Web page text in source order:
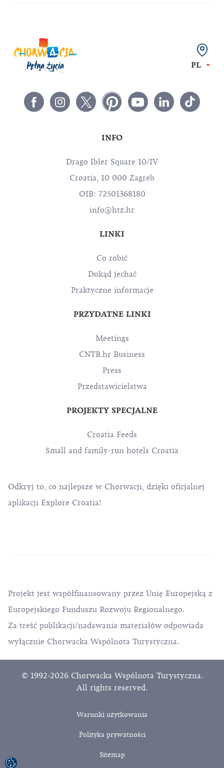
PL
INFO
Drago Ibler Square 10/IV
Croatia, 10 000 Zagreb
OIB: 72501368180
info@htz.hr
LINKI
Co robić
Dokąd jechać
Praktyczne informacje
PRZYDATNE LINKI
Meetings
CNTB.hr Business
Press
Przedstawicielstwa
PROJEKTY SPECJALNE
Croatia Feeds
Small and family-run hotels Croatia
Odkryj to, co najlepsze w Chorwacji, dzięki oficjalnej
aplikacji Explore Croatia!
Projekt jest współfinansowany przez Unię Europejską z
Europejskiego Funduszu Rozwoju Regionalnego.
Za treść publikacji/nadawania materiałów odpowiada
wyłącznie Chorwacka Wspólnota Turystyczna.
© 1992-2026 Chorwacka Wspólnota Turystyczna.
All rights reserved.
Warunki użytkowania
Polityka prywatności
Sitemap